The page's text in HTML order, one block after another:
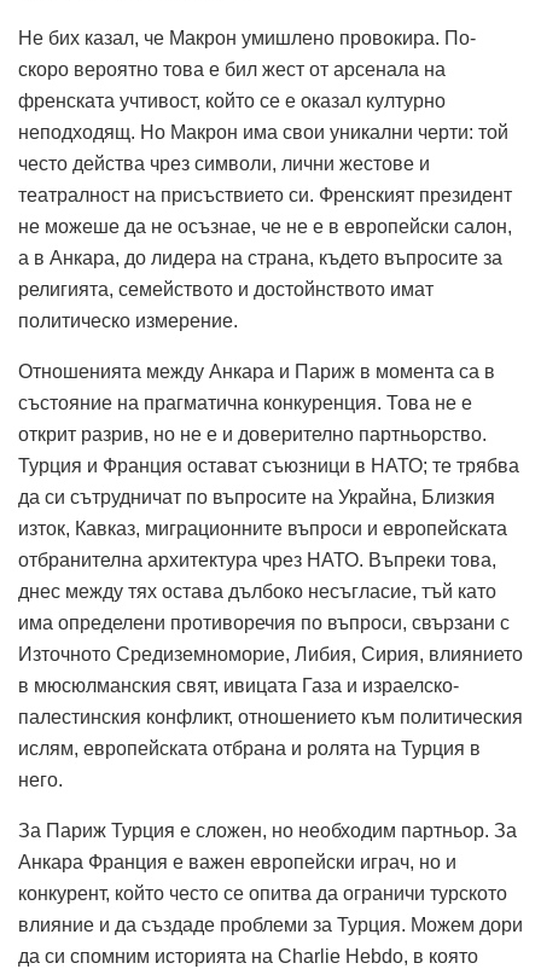
Не бих казал, че Макрон умишлено провокира. По-
скоро вероятно това е бил жест от арсенала на
френската учтивост, който се е оказал културно
неподходящ. Но Макрон има свои уникални черти: той
често действа чрез символи, лични жестове и
театралност на присъствието си. Френският президент
не можеше да не осъзнае, че не е в европейски салон,
а в Анкара, до лидера на страна, където въпросите за
религията, семейството и достойнството имат
политическо измерение.
Отношенията между Анкара и Париж в момента са в
състояние на прагматична конкуренция. Това не е
открит разрив, но не е и доверително партньорство.
Турция и Франция остават съюзници в НАТО; те трябва
да си сътрудничат по въпросите на Украйна, Близкия
изток, Кавказ, миграционните въпроси и европейската
отбранителна архитектура чрез НАТО. Въпреки това,
днес между тях остава дълбоко несъгласие, тъй като
има определени противоречия по въпроси, свързани с
Източното Средиземноморие, Либия, Сирия, влиянието
в мюсюлманския свят, ивицата Газа и израелско-
палестинския конфликт, отношението към политическия
ислям, европейската отбрана и ролята на Турция в
него.
За Париж Турция е сложен, но необходим партньор. За
Анкара Франция е важен европейски играч, но и
конкурент, който често се опитва да ограничи турското
влияние и да създаде проблеми за Турция. Можем дори
да си спомним историята на Charlie Hebdo, в която